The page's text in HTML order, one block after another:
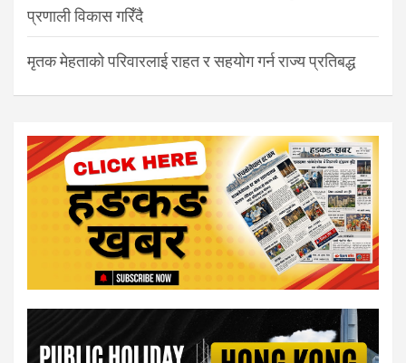
प्रणाली विकास गरिँदै
मृतक मेहताको परिवारलाई राहत र सहयोग गर्न राज्य प्रतिबद्ध